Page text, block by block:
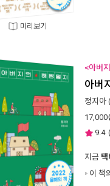
미리보기
<아버
아버
정지아
17,000
9.4 (
지금 택
이 책